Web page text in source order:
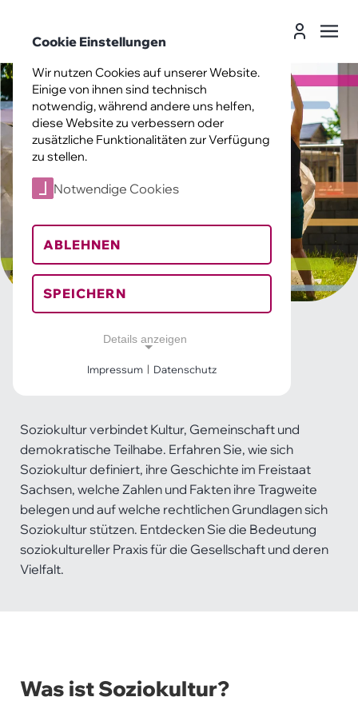
Landesverband Soziokultur Sachsen
Soziokultur verstehen
Soziokultur verbindet Kultur, Gemeinschaft und
demokratische Teilhabe. Erfahren Sie, wie sich
Soziokultur definiert, ihre Geschichte im Freistaat
Sachsen, welche Zahlen und Fakten ihre Tragweite
belegen und auf welche rechtlichen Grundlagen sich
Soziokultur stützen. Entdecken Sie die Bedeutung
soziokultureller Praxis für die Gesellschaft und deren
Vielfalt.
Was ist Soziokultur?
Cookie Einstellungen
Wir nutzen Cookies auf unserer Website.
Einige von ihnen sind technisch
notwendig, während andere uns helfen,
diese Website zu verbessern oder
zusätzliche Funktionalitäten zur Verfügung
zu stellen.
Notwendige Cookies
ABLEHNEN
SPEICHERN
Details anzeigen
grundlegende Funktionen und sind
für die einwandfreie Funktion der
Website erforderlich.
Einverständnis-Cookie
Name:
cookie_consent
1 Jahr
Impressum | Datenschutz